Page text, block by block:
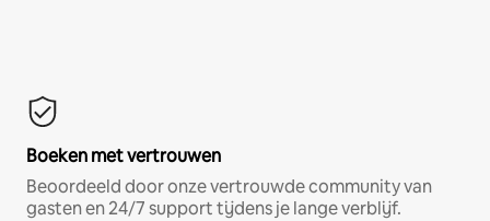
Boeken met vertrouwen
Beoordeeld door onze vertrouwde community van
gasten en 24/7 support tijdens je lange verblijf.